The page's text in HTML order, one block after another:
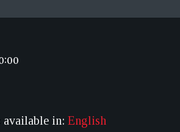
available in: English